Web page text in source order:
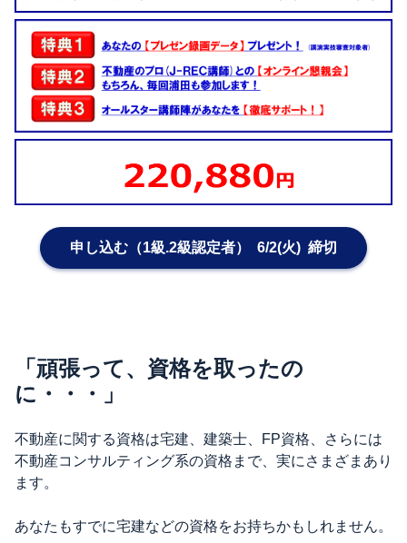
申し込む（1級.2級認定者） 6/2(火) 締切
「頑張って、資格を取ったの
に・・・」
不動産に関する資格は宅建、建築士、FP資格、さらには
不動産コンサルティング系の資格まで、実にさまざまあり
ます。
あなたもすでに宅建などの資格をお持ちかもしれません。